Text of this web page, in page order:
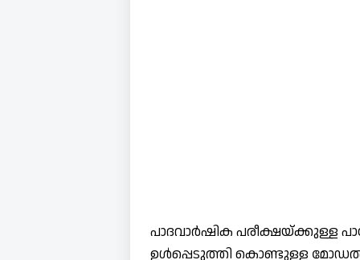
പാദവാർഷിക പരീക്ഷയ്ക്കുള്ള
ഉൾപ്പെടുത്തി കൊണ്ടുള്ള